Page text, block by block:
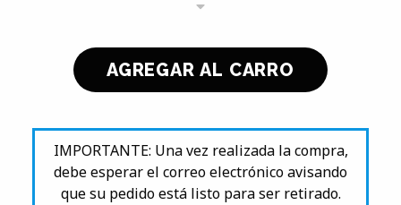
IMPORTANTE: Una vez realizada la compra,
debe esperar el correo electrónico avisando
que su pedido está listo para ser retirado.